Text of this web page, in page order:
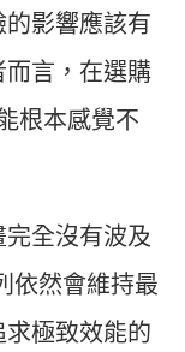
影響應該有
言，在選購
根本感覺不
全沒有波及
依然會維持最
極致效能的